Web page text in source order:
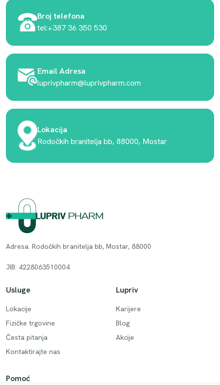
Broj telefona
tel:+387 36 350 530
Email Adresa
luprivpharm@luprivpharm.com
Lokacija
Rodočkih branitelja bb, 88000, Mostar
Adresa. Rodočkih branitelja bb, Mostar, 88000
JIB: 4228063510004
Usluge
Lokacije
Fizičke trgovine
Česta pitanja
Kontaktirajte nas
Lupriv
Karijere
Blog
Akcije
Pomoć